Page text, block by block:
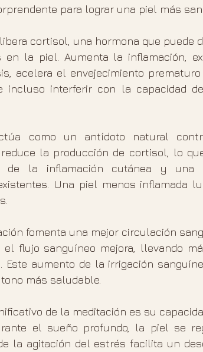
para lograr una piel más
cortisol, una hormona que puede
en la piel. Aumenta la inflamación,
acelera el envejecimiento
incluso interferir con la capacidad
como un antídoto natural
la producción de cortisol, lo
de la inflamación cutánea y una
Una piel menos inflamada
fomenta una mejor circulación
el flujo sanguíneo mejora, llevando
Este aumento de la irrigación
más saludable.
de la meditación es su
el sueño profundo, la piel se
la agitación del estrés facilita un